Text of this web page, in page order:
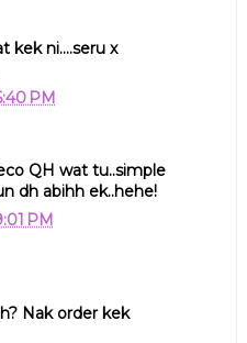
kek ni....seru x
PM
QH wat tu..simple
dh abihh ek..hehe!
PM
Nak order kek